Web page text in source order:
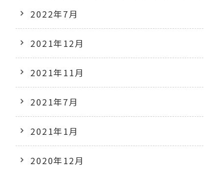
2022年7月
2021年12月
2021年11月
2021年7月
2021年1月
2020年12月